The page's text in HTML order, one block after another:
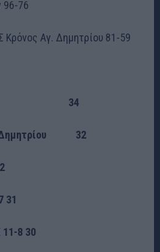
96-76
Κρόνος Αγ. Δημητρίου 81-59
ΑΟ 34
Δημητρίου 32
31
8 30